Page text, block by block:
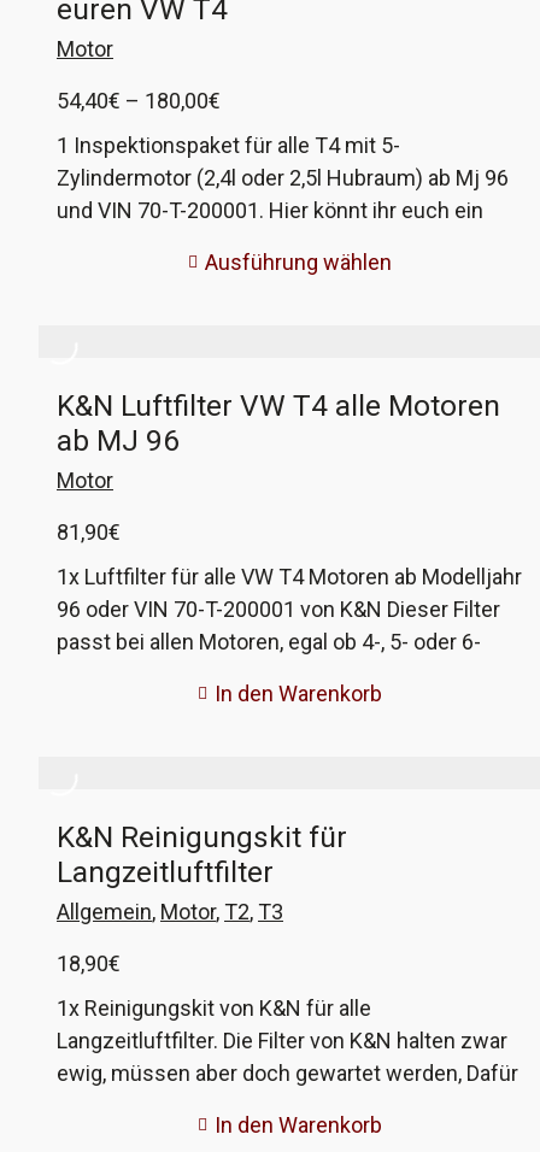
hat als Festigkeit 12.9, was höher ausfällt und in
diesem Fall absolut kein Problem darstellt. VW-
euren VW T4
Motor
54,40€ – 180,00€
54,40€
bis
180,00€
1 Inspektionspaket für alle T4 mit 5-
Zylindermotor (2,4l oder 2,5l Hubraum) ab Mj 96
und VIN 70-T-200001. Hier könnt ihr euch ein
sind alle Kombinationen möglich, ob für Benziner
anpassen. Natürlich bekommt ihr auch alle
Artikel einzeln bei uns. Ihr bekommt das, was
auf dem entsprechenden Foto abgebildet ist.
Ausführung wählen
K&N Luftfilter VW T4 alle Motoren
ab MJ 96
Motor
81,90€
1x Luftfilter für alle VW T4 Motoren ab Modelljahr
96 oder VIN 70-T-200001 von K&N Dieser Filter
passt bei allen Motoren, egal ob 4-, 5- oder 6-
auch bei einigen Motoren vor 96, wenn ihr also
rund. Dieser Filter ist wiederverwendbar und
erhält dem Motor deutlich länger die nötige
Luftdurchsatzmenge. Der Filter ist geölt und
auch bei uns erhältlich. ersetzt die VW
Vergleichsnummern 074 129 620 und 074 129
620A
In den Warenkorb
K&N Reinigungskit für
Langzeitluftfilter
Allgemein, Motor,T2,T3
18,90€
1x Reinigungskit von K&N für alle
Langzeitluftfilter. Die Filter von K&N halten zwar
ewig, müssen aber doch gewartet werden, Dafür
speziellen Öl. Mit dem Reiniger säubert ihr den
In den Warenkorb